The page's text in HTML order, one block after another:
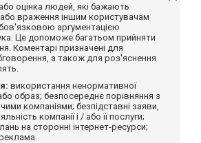
оцінка людей, які бажають
враження іншим користувачам
аргументацією
Це допоможе багатьом прийняти
Коментарі призначені для
а також для роз'яснення
використання ненормативної
образ; безпосереднє порівняння з
компаніями; безпідставні заяви,
компанії і / або її послуги;
на сторонні інтернет-ресурси;